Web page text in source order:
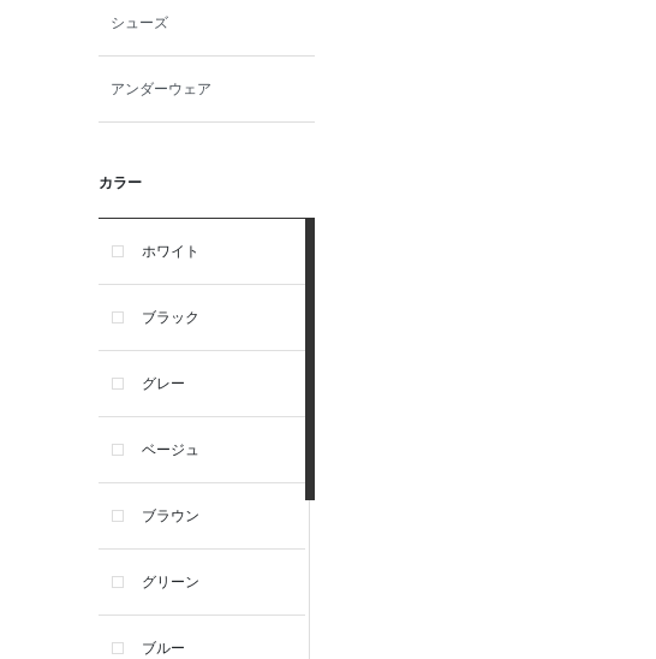
シューズ
アンダーウェア
カラー
ホワイト
ブラック
グレー
ベージュ
ブラウン
グリーン
ブルー